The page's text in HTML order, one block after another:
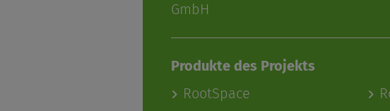
GmbH
Produkte des Projekts
RootSpace